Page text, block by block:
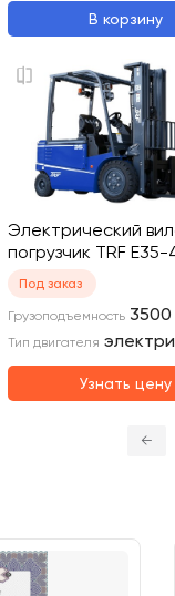
В корзину
Электрический
погрузчик TRF E35-
Под заказ
Грузоподъемность 3500
Тип двигателя
Узнать цену
←